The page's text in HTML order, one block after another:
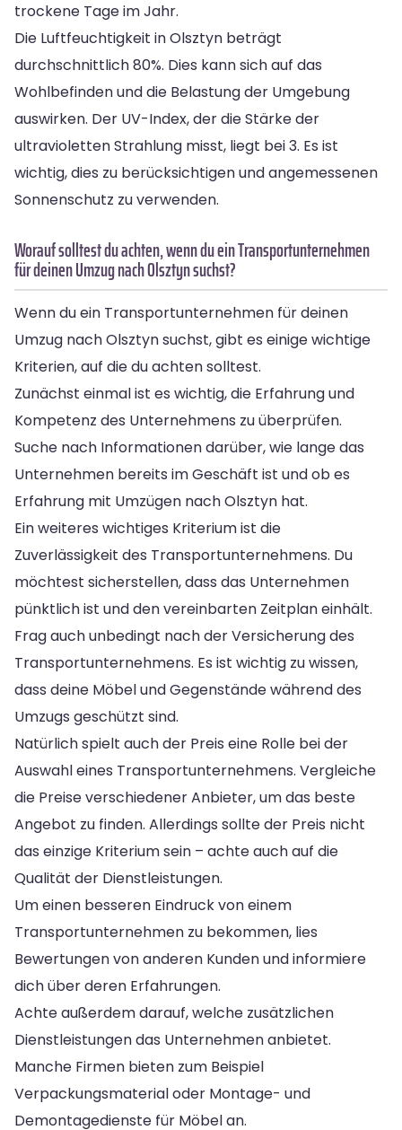
trockene Tage im Jahr.
Die Luftfeuchtigkeit in Olsztyn beträgt
durchschnittlich 80%. Dies kann sich auf das
Wohlbefinden und die Belastung der Umgebung
auswirken. Der UV-Index, der die Stärke der
ultravioletten Strahlung misst, liegt bei 3. Es ist
wichtig, dies zu berücksichtigen und angemessenen
Sonnenschutz zu verwenden.
Worauf solltest du achten, wenn du ein Transportunternehmen
für deinen Umzug nach Olsztyn suchst?
Wenn du ein Transportunternehmen für deinen
Umzug nach Olsztyn suchst, gibt es einige wichtige
Kriterien, auf die du achten solltest.
Zunächst einmal ist es wichtig, die Erfahrung und
Kompetenz des Unternehmens zu überprüfen.
Suche nach Informationen darüber, wie lange das
Unternehmen bereits im Geschäft ist und ob es
Erfahrung mit Umzügen nach Olsztyn hat.
Ein weiteres wichtiges Kriterium ist die
Zuverlässigkeit des Transportunternehmens. Du
möchtest sicherstellen, dass das Unternehmen
pünktlich ist und den vereinbarten Zeitplan einhält.
Frag auch unbedingt nach der Versicherung des
Transportunternehmens. Es ist wichtig zu wissen,
dass deine Möbel und Gegenstände während des
Umzugs geschützt sind.
Natürlich spielt auch der Preis eine Rolle bei der
Auswahl eines Transportunternehmens. Vergleiche
die Preise verschiedener Anbieter, um das beste
Angebot zu finden. Allerdings sollte der Preis nicht
das einzige Kriterium sein – achte auch auf die
Qualität der Dienstleistungen.
Um einen besseren Eindruck von einem
Transportunternehmen zu bekommen, lies
Bewertungen von anderen Kunden und informiere
dich über deren Erfahrungen.
Achte außerdem darauf, welche zusätzlichen
Dienstleistungen das Unternehmen anbietet.
Manche Firmen bieten zum Beispiel
Verpackungsmaterial oder Montage- und
Demontagedienste für Möbel an.